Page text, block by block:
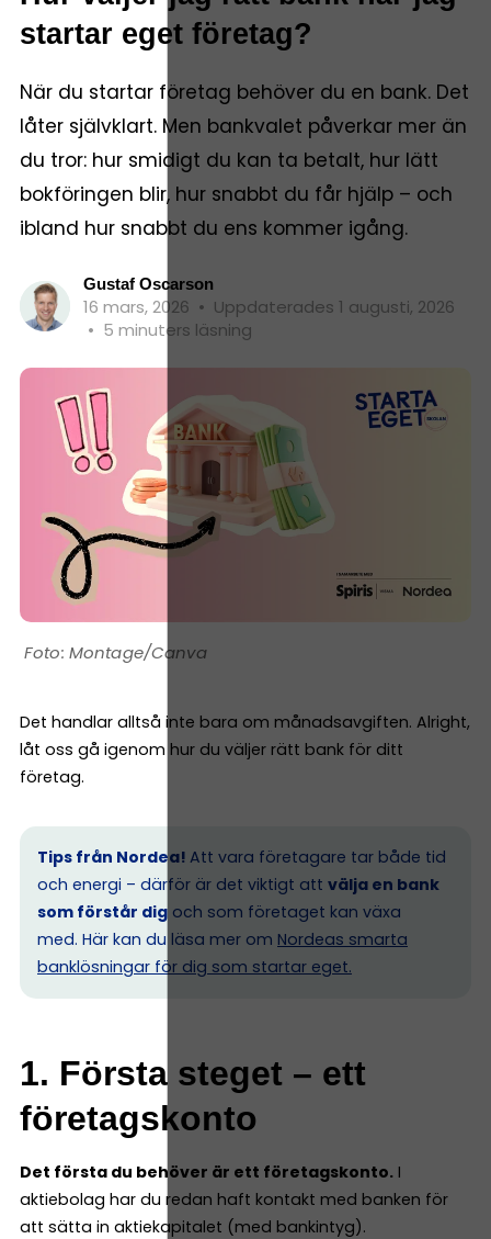
startar eget företag?
När du startar företag behöver du en bank. Det
låter självklart. Men bankvalet påverkar mer än
du tror: hur smidigt du kan ta betalt, hur lätt
bokföringen blir, hur snabbt du får hjälp – och
ibland hur snabbt du ens kommer igång.
Gustaf Oscarson
16 mars, 2026 • Uppdaterades 1 augusti, 2026
• 5 minuters läsning
Montage/Canva
Det handlar alltså inte bara om månadsavgiften. Alright,
låt oss gå igenom hur du väljer rätt bank för ditt
företag.
Tips från Nordea! Att vara företagare tar både tid
och energi – därför är det viktigt att välja en bank
som förstår dig och som företaget kan växa
med. Här kan du läsa mer om Nordeas smarta
banklösningar för dig som startar eget.
1. Första steget – ett
företagskonto
Det första du behöver är ett företagskonto. I
aktiebolag har du redan haft kontakt med banken för
att sätta in aktiekapitalet (med bankintyg).